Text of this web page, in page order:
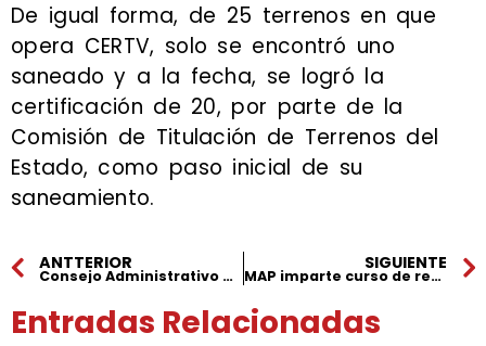
De igual forma, de 25 terrenos en que
opera CERTV, solo se encontró uno
saneado y a la fecha, se logró la
certificación de 20, por parte de la
Comisión de Titulación de Terrenos del
Estado, como paso inicial de su
saneamiento.
ANTTERIOR
Consejo Administrativo de CERTV designa a Iván Ruiz como nuevo director
SIGUIENTE
MAP imparte curso de redacción a servidores de la CERTV
Entradas Relacionadas